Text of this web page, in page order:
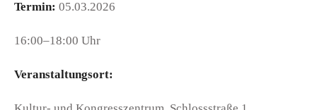
Termin: 05.03.2026
16:00–18:00 Uhr
Veranstaltungsort: